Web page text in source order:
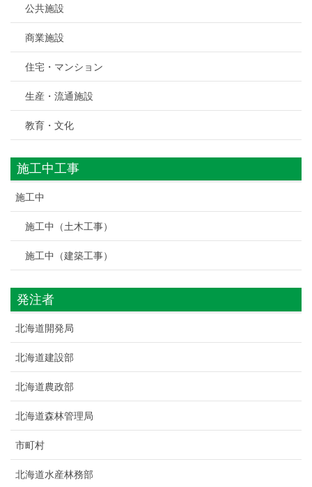
公共施設
商業施設
住宅・マンション
生産・流通施設
教育・文化
施工中工事
施工中
施工中（土木工事）
施工中（建築工事）
発注者
北海道開発局
北海道建設部
北海道農政部
北海道森林管理局
市町村
北海道水産林務部